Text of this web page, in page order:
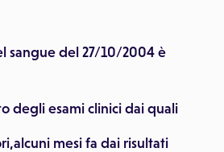
sangue del 27/10/2004 è
degli esami clinici dai quali
mesi fa dai risultati